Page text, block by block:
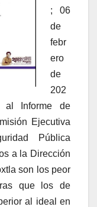
; 06
de
febr
ero
de
202
al Informe de
Ejecutiva
Pública
a la Dirección
son los peor
que los de
al ideal en